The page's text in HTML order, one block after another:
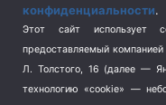
Спорт (740)
Терроризм (1)
Транспорт (262)
конфиденциальности.
Этот сайт использует
предоставляемый
Л. Толстого, 16 (далее —
технологию «cookie» —